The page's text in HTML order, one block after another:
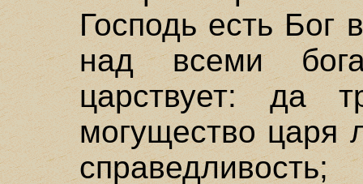
Господь есть Бог
над всеми
царствует: да
могущество царя